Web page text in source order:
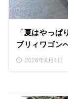
「夏はやっ
ブリィワゴン
2026年8月4日